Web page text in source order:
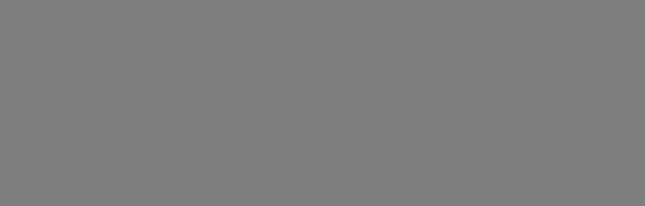
zur Entwicklung von Angeboten sowie
angegebene E-Mail-Adresse von uns
verwendet werden, um daraus eine